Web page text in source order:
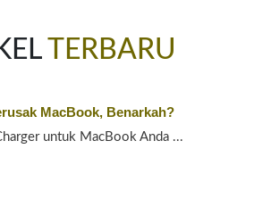
TERBARU
MacBook, Benarkah?
untuk MacBook Anda ...